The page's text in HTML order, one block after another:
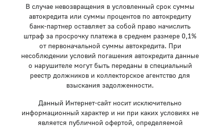
В случае невозвращения в условленный срок суммы
автокредита или суммы процентов по автокредиту
банк-партнер оставляет за собой право начислить
штраф за просрочку платежа в среднем размере 0,1%
от первоначальной суммы автокредита. При
несоблюдении условий погашения автокредита данные
о нарушителе могут быть переданы в специальный
реестр должников и коллекторское агентство для
взыскания задолженности.
Данный Интернет-сайт носит исключительно
информационный характер и ни при каких условиях не
является публичной офертой, определяемой